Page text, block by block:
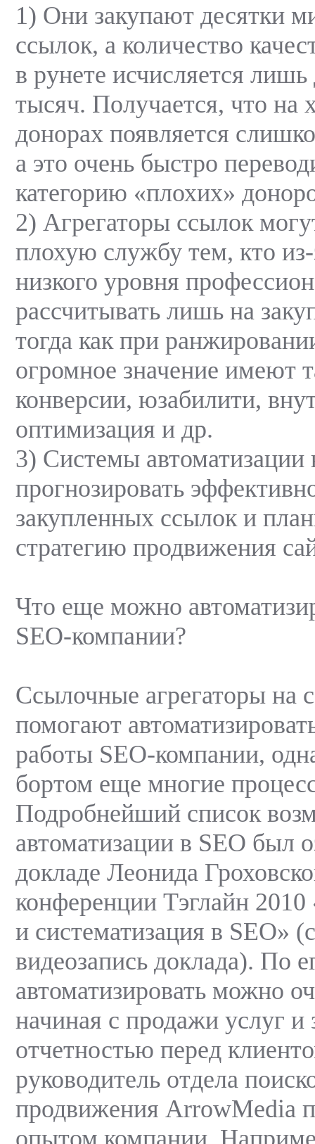
1) Они закупают десятки
ссылок, а количество
в рунете исчисляется лишь
тысяч. Получается, что на
донорах появляется
а это очень быстро
категорию «плохих»
2) Агрегаторы ссылок
плохую службу тем, кто из-
низкого уровня
рассчитывать лишь на
тогда как при
огромное значение имеют
конверсии, юзабилити,
оптимизация и др.
3) Системы автоматизации
прогнозировать
закупленных ссылок и
стратегию продвижения
Что еще можно
SEO-компании?
Ссылочные агрегаторы на
помогают
работы SEO-компании,
бортом еще многие
Подробнейший список
автоматизации в SEO был
докладе Леонида
конференции Тэглайн
и систематизация в SEO»
видеозапись доклада). По
автоматизировать можно
начиная с продажи услуг и
отчетностью перед
руководитель отдела
продвижения ArrowMedia
опытом компании.